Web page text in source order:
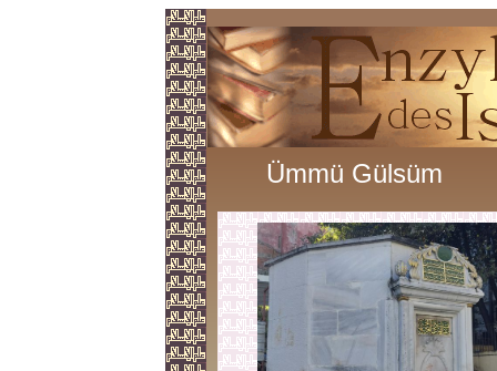
Ümmü Gülsüm